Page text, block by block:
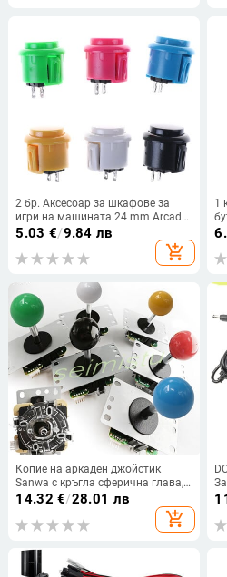
2 бр. Аксесоар за шкафове за
игри на машината 24 mm Arcade
Push Buttons Кръгъл
бутон/arcade с превключвател
5.03 €/9.84 лв
add_shopping_cart
1
Копие на аркаден джойстик
Sanwa с кръгла сферична глава,
може да се използва за игрова
14.32 €/28.01 лв
add_shopping_cart